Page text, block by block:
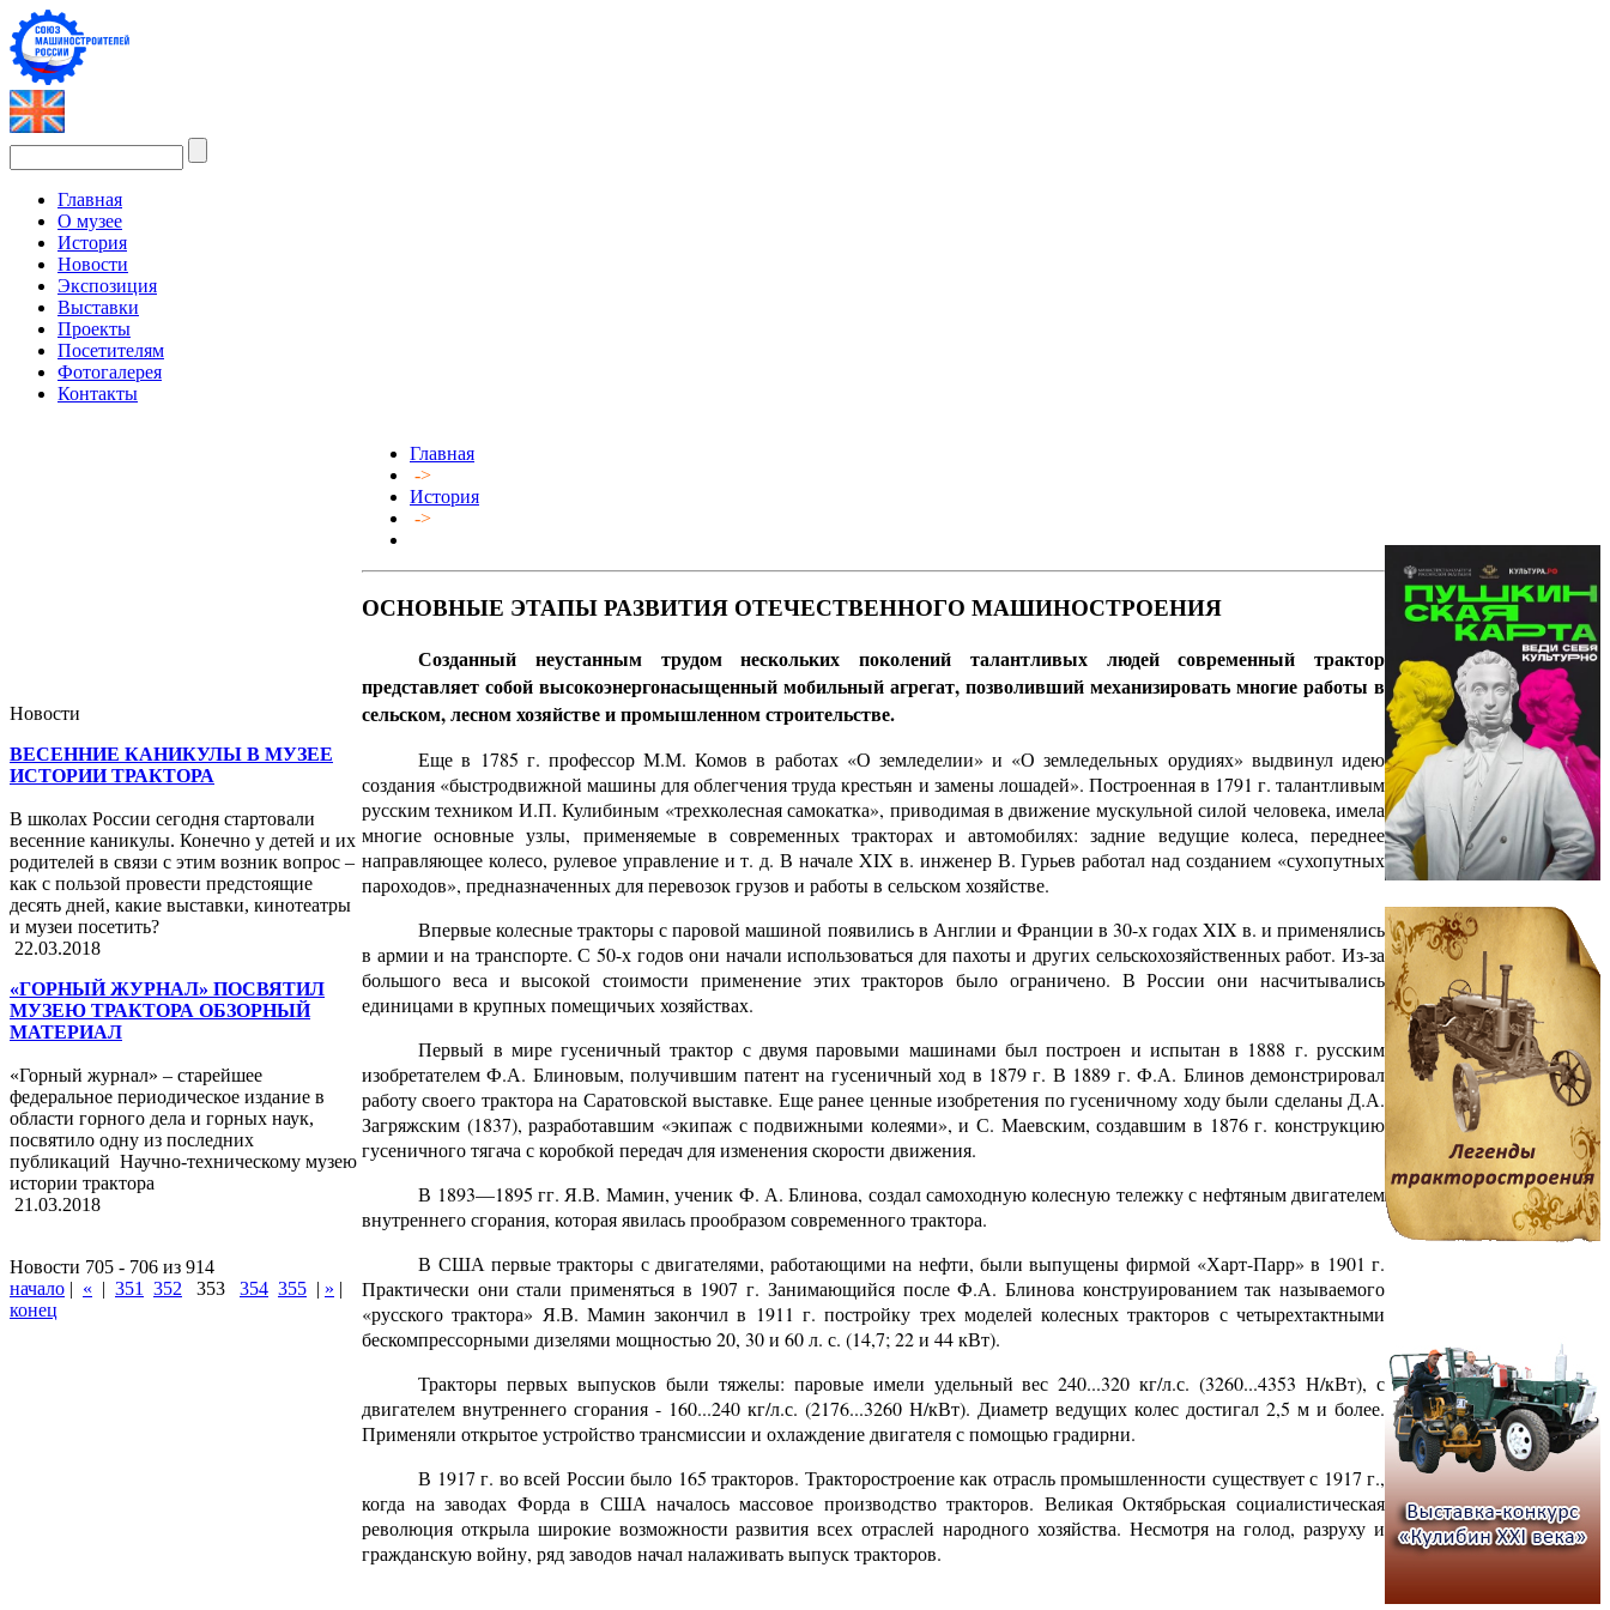
Главная
О музее
История
Новости
Экспозиция
Выставки
Проекты
Посетителям
Фотогалерея
Контакты
Новости
ВЕСЕННИЕ КАНИКУЛЫ В МУЗЕЕ
ИСТОРИИ ТРАКТОРА
В школах России сегодня стартовали
весенние каникулы. Конечно у детей и их
родителей в связи с этим возник вопрос –
как с пользой провести предстоящие
десять дней, какие выставки, кинотеатры
и музеи посетить?
22.03.2018
«ГОРНЫЙ ЖУРНАЛ» ПОСВЯТИЛ
МУЗЕЮ ТРАКТОРА ОБЗОРНЫЙ
МАТЕРИАЛ
«Горный журнал» – старейшее
федеральное периодическое издание в
области горного дела и горных наук,
посвятило одну из последних
публикаций Научно-техническому музею
истории трактора
21.03.2018
Новости 705 - 706 из 914
начало | « | 351 352 353 354 355 | » |
конец
Главная
->
История
->
ОСНОВНЫЕ ЭТАПЫ РАЗВИТИЯ ОТЕЧЕСТВЕННОГО МАШИНОСТРОЕНИЯ
Созданный неустанным трудом нескольких поколений талантливых людей современный трактор
представляет собой высокоэнергонасыщенный мобильный агрегат, позволивший механизировать многие работы в
сельском, лесном хозяйстве и промышленном строительстве.
Еще в 1785 г. профессор М.М. Комов в работах «О земледелии» и «О земледельных орудиях» выдвинул идею
создания «быстродвижной машины для облегчения труда крестьян и замены лошадей». Построенная в 1791 г. талантливым
русским техником И.П. Кулибиным «трехколесная самокатка», приводимая в движение мускульной силой человека, имела
многие основные узлы, применяемые в современных тракторах и автомобилях: задние ведущие колеса, переднее
направляющее колесо, рулевое управление и т. д. В начале XIX в. инженер В. Гурьев работал над созданием «сухопутных
пароходов», предназначенных для перевозок грузов и работы в сельском хозяйстве.
Впервые колесные тракторы с паровой машиной появились в Англии и Франции в 30-х годах XIX в. и применялись
в армии и на транспорте. С 50-х годов они начали использоваться для пахоты и других сельскохозяйственных работ. Из-за
большого веса и высокой стоимости применение этих тракторов было ограничено. В России они насчитывались
единицами в крупных помещичьих хозяйствах.
Первый в мире гусеничный трактор с двумя паровыми машинами был построен и испытан в 1888 г. русским
изобретателем Ф.А. Блиновым, получившим патент на гусеничный ход в 1879 г. В 1889 г. Ф.А. Блинов демонстрировал
работу своего трактора на Саратовской выставке. Еще ранее ценные изобретения по гусеничному ходу были сделаны Д.А.
Загряжским (1837), разработавшим «экипаж с подвижными колеями», и С. Маевским, создавшим в 1876 г. конструкцию
гусеничного тягача с коробкой передач для изменения скорости движения.
В 1893—1895 гг. Я.В. Мамин, ученик Ф. А. Блинова, создал самоходную колесную тележку с нефтяным двигателем
внутреннего сгорания, которая явилась прообразом современного трактора.
В США первые тракторы с двигателями, работающими на нефти, были выпущены фирмой «Харт-Парр» в 1901 г.
Практически они стали применяться в 1907 г. Занимающийся после Ф.А. Блинова конструированием так называемого
«русского трактора» Я.В. Мамин закончил в 1911 г. постройку трех моделей колесных тракторов с четырехтактными
бескомпрессорными дизелями мощностью 20, 30 и 60 л. с. (14,7; 22 и 44 кВт).
Тракторы первых выпусков были тяжелы: паровые имели удельный вес 240...320 кг/л.с. (3260...4353 Н/кВт), с
двигателем внутреннего сгорания - 160...240 кг/л.с. (2176...3260 Н/кВт). Диаметр ведущих колес достигал 2,5 м и более.
Применяли открытое устройство трансмиссии и охлаждение двигателя с помощью градирни.
В 1917 г. во всей России было 165 тракторов. Тракторостроение как отрасль промышленности существует с 1917 г.,
когда на заводах Форда в США началось массовое производство тракторов. Великая Октябрьская социалистическая
революция открыла широкие возможности развития всех отраслей народного хозяйства. Несмотря на голод, разруху и
гражданскую войну, ряд заводов начал налаживать выпуск тракторов.